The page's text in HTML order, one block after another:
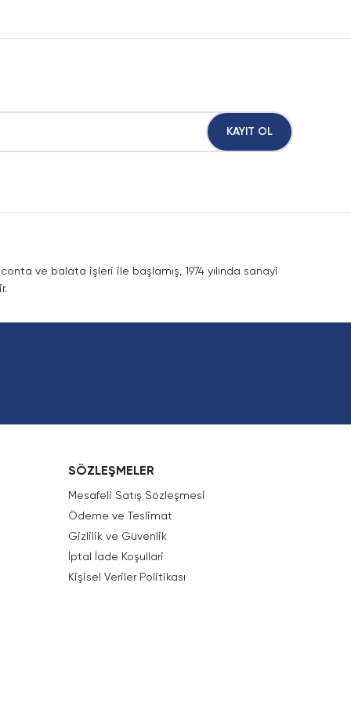
KAYIT OL
ve balata işleri ile başlamış, 1974 yılında sanayi
SÖZLEŞMELER
Mesafeli Satış Sözleşmesi
Ödeme ve Teslimat
Gizlilik ve Güvenlik
İptal İade Koşullari
Kişisel Veriler Politikası